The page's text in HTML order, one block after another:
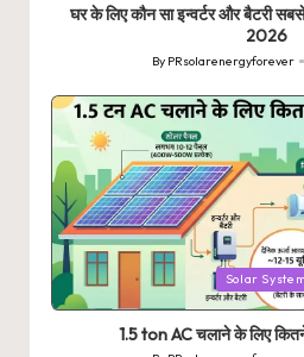
घर के लिए कौन सा इन्वर्टर और बैटरी
2026
Posted
By PRsolarenergyforever
Posted
in
Solar System
1.5 ton AC चलाने के लिए